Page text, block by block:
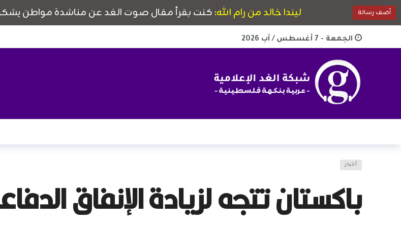
الجمعة - 7 أغسطس / آب 2026
أخبار
باكستان تتجه لزيادة الإنفاق